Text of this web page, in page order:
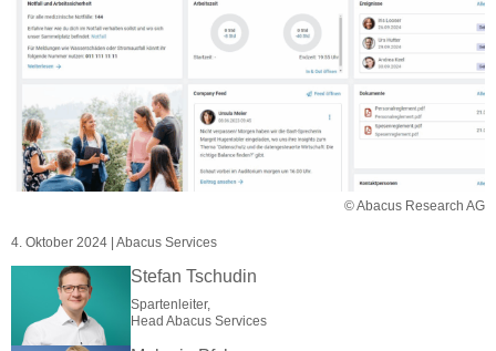
© Abacus Research AG
4. Oktober 2024 | Abacus Services
Stefan Tschudin
Spartenleiter,
Head Abacus Services